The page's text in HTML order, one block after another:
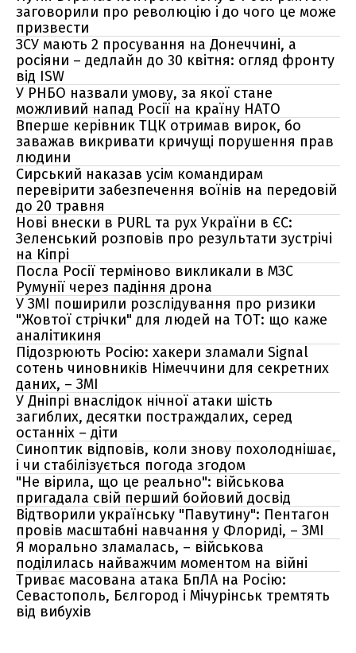
заговорили про революцію і до чого це може
призвести
ЗСУ мають 2 просування на Донеччині, а
росіяни – дедлайн до 30 квітня: огляд фронту
від ISW
У РНБО назвали умову, за якої стане
можливий напад Росії на країну НАТО
Вперше керівник ТЦК отримав вирок, бо
заважав викривати кричущі порушення прав
людини
Сирський наказав усім командирам
перевірити забезпечення воїнів на передовій
до 20 травня
Нові внески в PURL та рух України в ЄС:
Зеленський розповів про результати зустрічі
на Кіпрі
Посла Росії терміново викликали в МЗС
Румунії через падіння дрона
У ЗМІ поширили розслідування про ризики
"Жовтої стрічки" для людей на ТОТ: що каже
аналітикиня
Підозрюють Росію: хакери зламали Signal
сотень чиновників Німеччини для секретних
даних, – ЗМІ
У Дніпрі внаслідок нічної атаки шість
загиблих, десятки постраждалих, серед
останніх – діти
Синоптик відповів, коли знову похолоднішає,
і чи стабілізується погода згодом
"Не вірила, що це реально": військова
пригадала свій перший бойовий досвід
Відтворили українську "Павутину": Пентагон
провів масштабні навчання у Флориді, – ЗМІ
Я морально зламалась, – військова
поділилась найважчим моментом на війні
Триває масована атака БпЛА на Росію:
Севастополь, Бєлгород і Мічурінськ тремтять
від вибухів